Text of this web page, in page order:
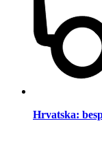
Hrvatska: